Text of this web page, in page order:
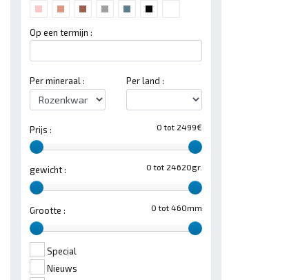
Op een termijn :
Per mineraal : Per land :
0 tot 2499€
Prijs :
0 tot 24620gr.
gewicht :
0 tot 460mm
Grootte :
Special
Nieuws